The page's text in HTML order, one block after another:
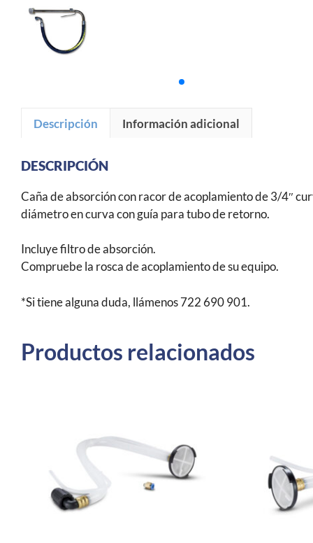
Descripción Información adicional
DESCRIPCIÓN
Caña de absorción con racor de acoplamiento de 3/4″
diámetro en curva con guía para tubo de retorno.
Incluye filtro de absorción.
Compruebe la rosca de acoplamiento de su equipo.
*Si tiene alguna duda, llámenos 722 690 901.
Productos relacionados